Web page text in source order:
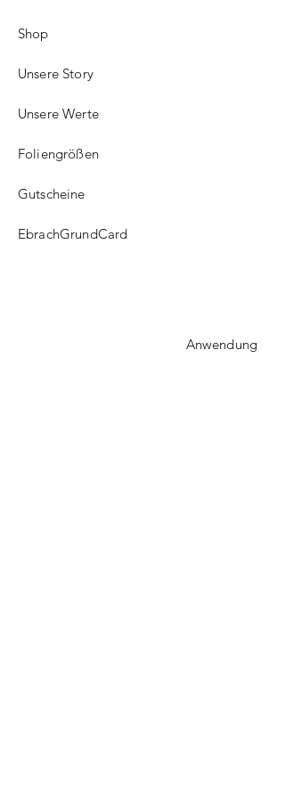
Shop
Unsere Story
Unsere Werte
Foliengrößen
Gutscheine
EbrachGrundCard
Anwendung